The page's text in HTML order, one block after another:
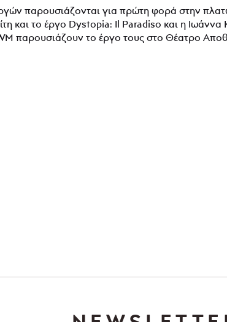
παρουσιάζονται για πρώτη φορά στην
και το έργο Dystopia: Il Paradiso και η
παρουσιάζουν το έργο τους στο Θέατρο